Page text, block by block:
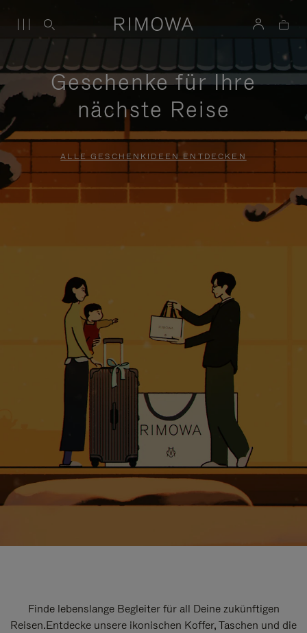
Geschenke für Ihre
nächste Reise
ALLE GESCHENKIDEEN ENTDECKEN
Finde lebenslange Begleiter für all Deine zukünftigen
Reisen.Entdecke unsere ikonischen Koffer, Taschen und die